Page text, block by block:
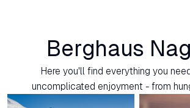
Berghaus
Here you'll find everything you
uncomplicated enjoyment - from